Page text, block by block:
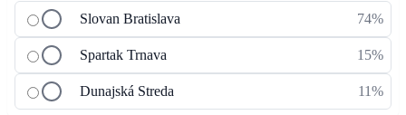
Slovan Bratislava 74%
Spartak Trnava 15%
Dunajská Streda 11%